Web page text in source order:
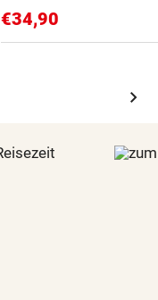
€34,90
chevron_right